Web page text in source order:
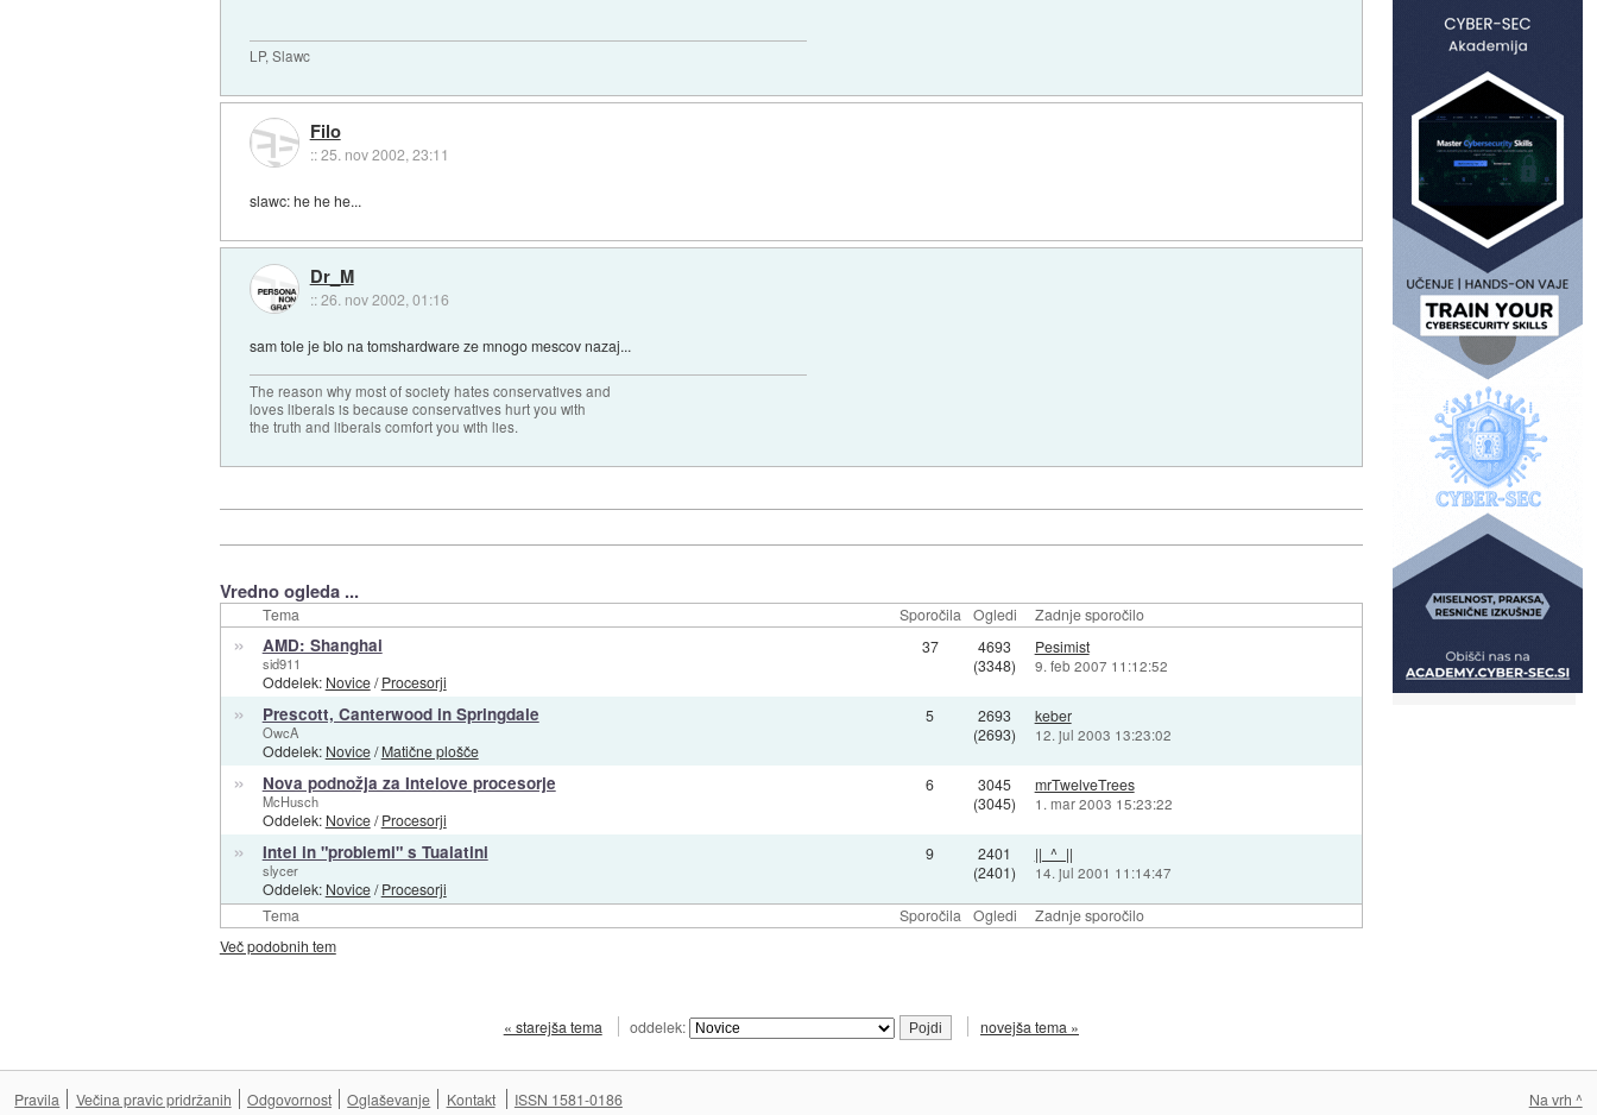
LP, Slawc
Filo
::25. nov 2002, 23:11
slawc: he he he...
Dr_M
::26. nov 2002, 01:16
sam tole je blo na tomshardware ze mnogo mescov nazaj...
The reason why most of society hates conservatives and
loves liberals is because conservatives hurt you with
the truth and liberals comfort you with lies.
Vredno ogleda ...
Tema Sporočila Ogledi Zadnje sporočilo
Tema Sporočila Ogledi Zadnje sporočilo
» AMD: Shanghai
sid911
Oddelek: Novice/Procesorji
37
4693
(3348)
Pesimist
9. feb 2007 11:12:52
» Prescott, Canterwood in Springdale
OwcA
Oddelek: Novice/Matične plošče
5
2693
(2693)
keber
12. jul 2003 13:23:02
» Nova podnožja za Intelove procesorje
McHusch
Oddelek: Novice/Procesorji
6
3045
(3045)
mrTwelveTrees
1. mar 2003 15:23:22
» Intel in "problemi" s Tualatini
slycer
Oddelek: Novice/Procesorji
9
2401
(2401)
||_^_||
14. jul 2001 11:14:47
Več podobnih tem
« starejša tema oddelek: novejša tema »
Na vrh ^
Pravila Večina pravic pridržanih Odgovornost Oglaševanje Kontakt ISSN 1581-0186